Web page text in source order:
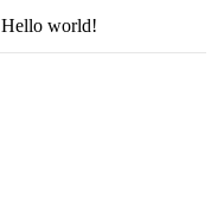
Hello world!